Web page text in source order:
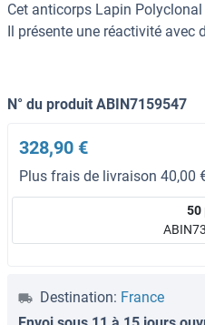
Cet anticorps Lapin
Il présente une réactivité avec
N° du produit ABIN7159547
328,90 €
Plus frais de livraison 40,00
50
Destination: France